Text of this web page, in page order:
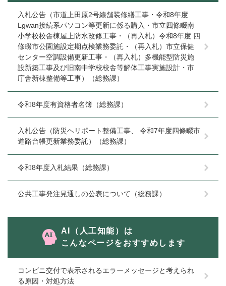
入札公告（市道上田原2号線舗装修繕工事・令和8年度
Lgwan接続系パソコン等更新に係る購入・市立四條畷南
小学校校舎棟屋上防水改修工事・（再入札）令和8年度 四
條畷市公園施設定期点検業務委託・（再入札）市立保健
センター空調設備更新工事・（再入札）多機能型防災施
設新築工事及び旧南中学校校舎等解体工事実施設計・市
庁舎新棟整備等工事）（総務課）
令和8年度有資格者名簿（総務課）
入札公告（防災ヘリポート整備工事、 令和7年度四條畷市
道路台帳更新業務委託）（総務課）
令和8年度入札結果（総務課）
公共工事発注見通しの公表について（総務課）
AI（人工知能）は
こんなページをおすすめします
コンビニ交付で表示されるエラーメッセージと考えられ
る原因・対処方法